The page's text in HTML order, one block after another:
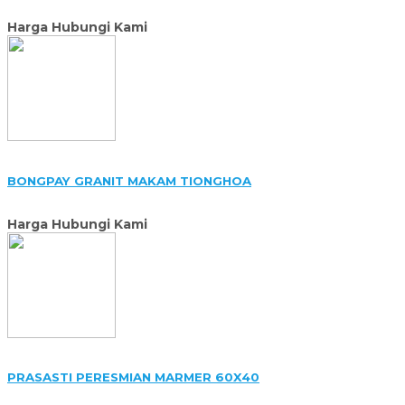
Harga Hubungi Kami
BONGPAY GRANIT MAKAM TIONGHOA
Harga Hubungi Kami
PRASASTI PERESMIAN MARMER 60X40